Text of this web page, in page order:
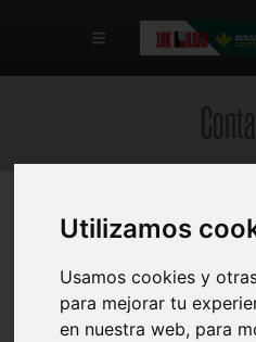
Utilizamos
Usamos cookies y
para mejorar tu
en nuestra web, para
Nombre*